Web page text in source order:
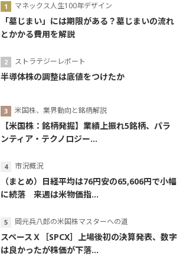
マネックス人生100年デザイン
「墓じまい」には期限がある？墓じまいの流れ
とかかる費用を解説
ストラテジーレポート
半導体株の調整は底値をつけたか
米国株、業界動向と銘柄解説
【米国株：銘柄発掘】業績上振れ5銘柄、パラ
ンティア・テクノロジー...
市況概況
（まとめ）日経平均は76円安の65,606円で小幅
に続落 来週は米物価指...
岡元兵八郎の米国株マスターへの道
スペースＸ［SPCX］上場後初の決算発表、数字
は良かったが株価が下落...